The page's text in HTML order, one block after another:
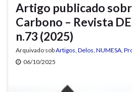
Artigo publicado
Carbono – Revista
n.73 (2025)
Arquivado sobArtigos, Delos, NUMESA,
06/10/2025